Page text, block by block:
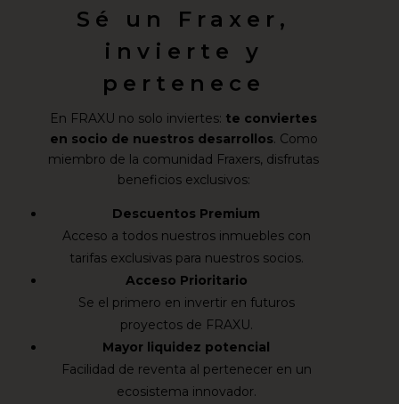
Sé un Fraxer,
invierte y
pertenece
En FRAXU no solo inviertes: te conviertes
en socio de nuestros desarrollos. Como
miembro de la comunidad Fraxers, disfrutas
beneficios exclusivos:
Descuentos Premium
Acceso a todos nuestros inmuebles con
tarifas exclusivas para nuestros socios.
Acceso Prioritario
Se el primero en invertir en futuros
proyectos de FRAXU.
Mayor liquidez potencial
Facilidad de reventa al pertenecer en un
ecosistema innovador.